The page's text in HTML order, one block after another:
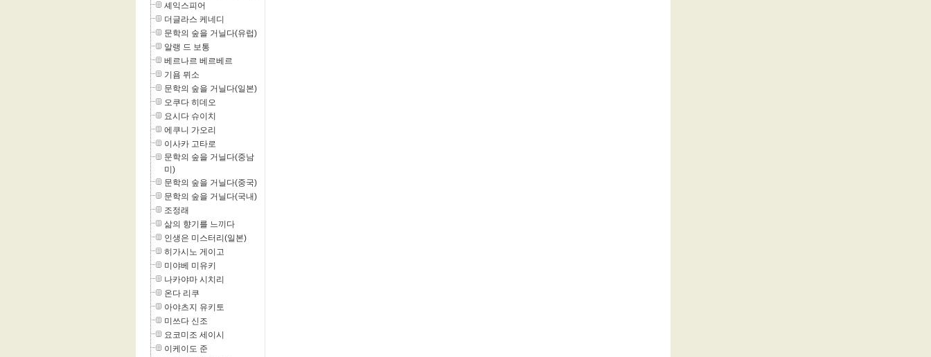
셰익스피어
더글라스 케네디
문학의 숲을 거닐다(유럽)
알랭 드 보통
베르나르 베르베르
기욤 뮈소
문학의 숲을 거닐다(일본)
오쿠다 히데오
요시다 슈이치
에쿠니 가오리
이사카 고타로
문학의 숲을 거닐다(중남
미)
문학의 숲을 거닐다(중국)
문학의 숲을 거닐다(국내)
조정래
삶의 향기를 느끼다
인생은 미스터리(일본)
히가시노 게이고
미야베 미유키
나카야마 시치리
온다 리쿠
아야츠지 유키토
미쓰다 신조
요코미조 세이시
이케이도 준